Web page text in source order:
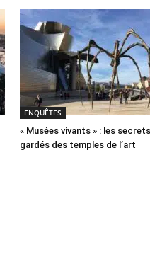
ENQUÊTES
« Musées vivants » : les
gardés des temples de l’art